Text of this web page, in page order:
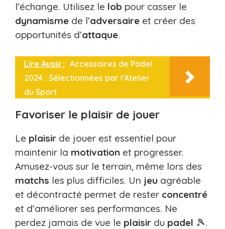
l’échange. Utilisez le lob pour casser le
dynamisme de l’adversaire et créer des
opportunités d’attaque.
Lire Aussi : Accessoires de Padel
2024 : Sélectionnées par l'Atelier
du Sport
Favoriser le plaisir de jouer
Le plaisir de jouer est essentiel pour
maintenir la motivation et progresser.
Amusez-vous sur le terrain, même lors des
matchs les plus difficiles. Un jeu agréable
et décontracté permet de rester concentré
et d’améliorer ses performances. Ne
perdez jamais de vue le plaisir du padel 🎾.